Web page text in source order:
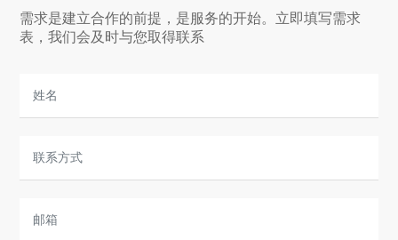
需求是建立合作的前提，是服务的开始。立即填写需求
表，我们会及时与您取得联系